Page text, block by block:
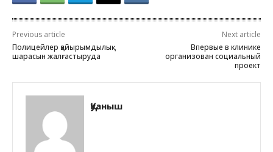
Previous article
Полицейлер қайырымдылық
шарасын жалғастыруда
Next article
Впервые в клинике
организован социальный
проект
Қуаныш